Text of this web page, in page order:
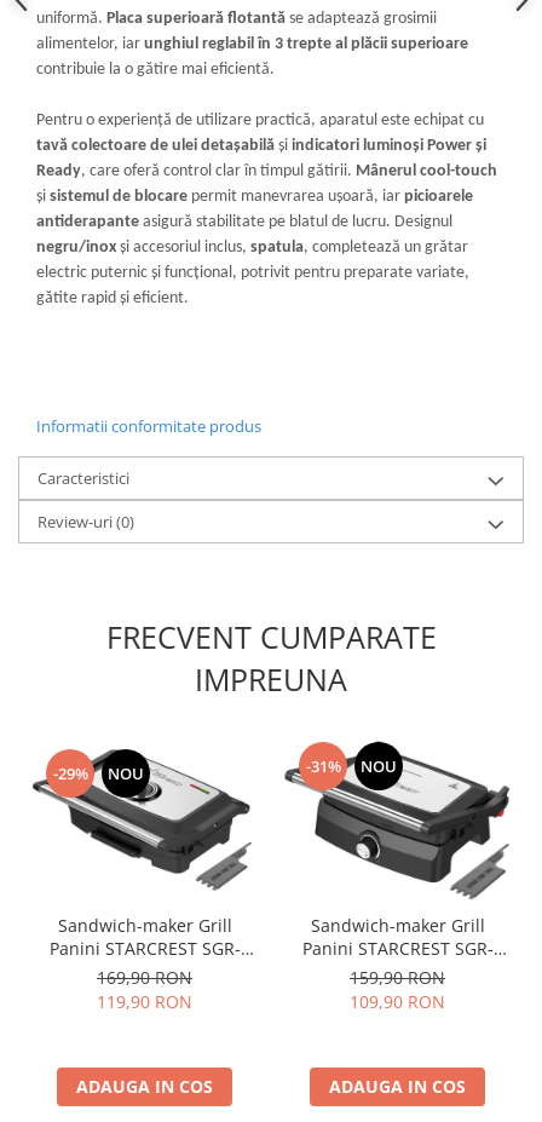
uniformă. Placa superioară flotantă se adaptează grosimii
alimentelor, iar unghiul reglabil în 3 trepte al plăcii superioare
contribuie la o gătire mai eficientă.
Pentru o experiență de utilizare practică, aparatul este echipat cu
tavă colectoare de ulei detașabilă și indicatori luminoși Power și
Ready, care oferă control clar în timpul gătirii. Mânerul cool-touch
și sistemul de blocare permit manevrarea ușoară, iar picioarele
antiderapante asigură stabilitate pe blatul de lucru. Designul
negru/inox și accesoriul inclus, spatula, completează un grătar
electric puternic și funcțional, potrivit pentru preparate variate,
gătite rapid și eficient.
Informatii conformitate produs
Caracteristici
Review-uri(0)
FRECVENT CUMPARATE
IMPREUNA
-29% NOU
Sandwich-maker Grill
Panini STARCREST SGR-
2516BX, 1600 W, Placi grill
cu invelis ceramic,
Temperatura ajustabila,
15.5 cm, Spatula curatare,
Negru/Inox
169,90 RON
119,90 RON
ADAUGA IN COS
-31% NOU
Sandwich-maker Grill
Panini STARCREST SGR-
2520BX, 1000 W, Placi cu
invelis ceramic,
Temperatura ajustabila,
Suprafata de gatire 23 x
14.5 cm, Spatula curatare,
Negru/Inox
159,90 RON
109,90 RON
ADAUGA IN COS